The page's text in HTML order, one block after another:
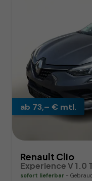
ab 73,– € mtl.
Renault Clio
Experience V 1.0
sofort lieferbar